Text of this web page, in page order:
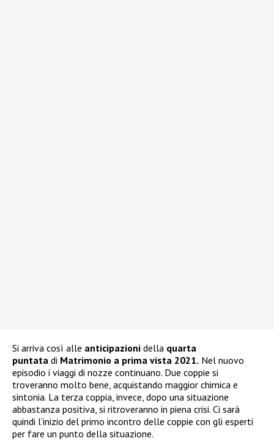
Si arriva così alle anticipazioni della quarta
puntata di Matrimonio a prima vista 2021. Nel nuovo
episodio i viaggi di nozze continuano. Due coppie si
troveranno molto bene, acquistando maggior chimica e
sintonia. La terza coppia, invece, dopo una situazione
abbastanza positiva, si ritroveranno in piena crisi. Ci sarà
quindi l’inizio del primo incontro delle coppie con gli esperti
per fare un punto della situazione.